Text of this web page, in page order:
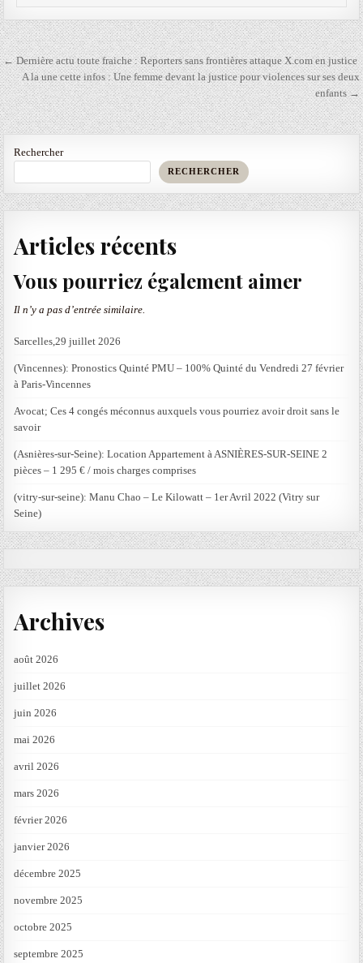
Navigation
de
l’article
← Dernière actu toute fraiche : Reporters sans frontières attaque X.com en justice
A la une cette infos : Une femme devant la justice pour violences sur ses deux
enfants →
Rechercher
RECHERCHER
Articles récents
Vous pourriez également aimer
Il n’y a pas d’entrée similaire.
Sarcelles,29 juillet 2026
(Vincennes): Pronostics Quinté PMU – 100% Quinté du Vendredi 27 février
à Paris-Vincennes
Avocat; Ces 4 congés méconnus auxquels vous pourriez avoir droit sans le
savoir
(Asnières-sur-Seine): Location Appartement à ASNIÈRES-SUR-SEINE 2
pièces – 1 295 € / mois charges comprises
(vitry-sur-seine): Manu Chao – Le Kilowatt – 1er Avril 2022 (Vitry sur
Seine)
Archives
août 2026
juillet 2026
juin 2026
mai 2026
avril 2026
mars 2026
février 2026
janvier 2026
décembre 2025
novembre 2025
octobre 2025
septembre 2025